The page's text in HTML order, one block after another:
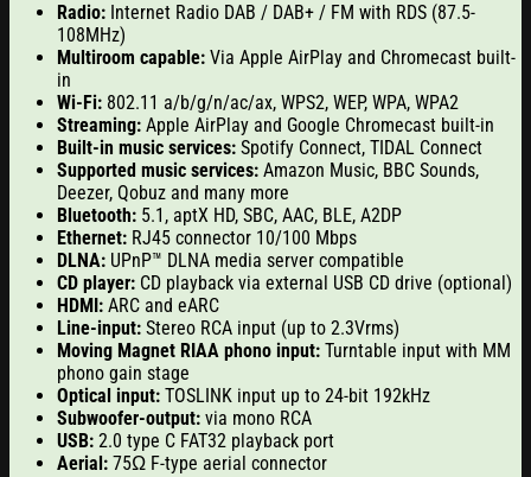
Radio: Internet Radio DAB / DAB+ / FM with RDS (87.5-
108MHz)
Multiroom capable: Via Apple AirPlay and Chromecast built-
in
Wi-Fi: 802.11 a/b/g/n/ac/ax, WPS2, WEP, WPA, WPA2
Streaming: Apple AirPlay and Google Chromecast built-in
Built-in music services: Spotify Connect, TIDAL Connect
Supported music services: Amazon Music, BBC Sounds,
Deezer, Qobuz and many more
Bluetooth: 5.1, aptX HD, SBC, AAC, BLE, A2DP
Ethernet: RJ45 connector 10/100 Mbps
DLNA: UPnP™ DLNA media server compatible
CD player: CD playback via external USB CD drive (optional)
HDMI : ARC and eARC
Line-input: Stereo RCA input (up to 2.3Vrms)
Moving Magnet RIAA phono input: Turntable input with MM
phono gain stage
Optical input: TOSLINK input up to 24-bit 192kHz
Subwoofer-output: via mono RCA
USB: 2.0 type C FAT32 playback port
Aerial : 75Ω F-type aerial connector